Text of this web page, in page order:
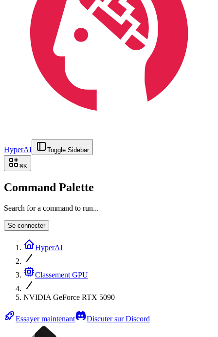
HyperAI Toggle Sidebar
⌘K
Command Palette
Search for a command to run...
Se connecter
HyperAI
Classement GPU
NVIDIA GeForce RTX 5090
Essayer maintenant Discuter sur Discord